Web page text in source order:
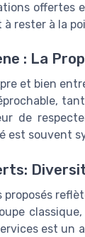
offertes
rester à la
: La
et bien
de
est souvent
proposés
est un